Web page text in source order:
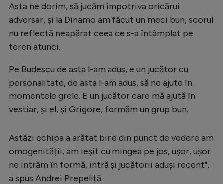
Rugby
Ciclism
JO 2024
JO 2026
Intră în cont
Creează cont
Asta ne dorim, să jucăm împotriva oricărui
adversar, și la Dinamo am făcut un meci bun, scorul
nu reflectă neapărat ceea ce s-a întâmplat pe
teren atunci.
Pe Budescu de asta l-am adus, e un jucător cu
personalitate, de asta l-am adus, să ne ajute în
momentele grele. E un jucător care mă ajută în
vestiar, și el, și Grigore, formăm un grup bun.
Astăzi echipa a arătat bine din punct de vedere am
omogenității, am ieșit cu mingea pe jos, ușor, ușor
ne intrăm în formă, intră și jucătorii aduși recent",
a spus Andrei Prepeliță.